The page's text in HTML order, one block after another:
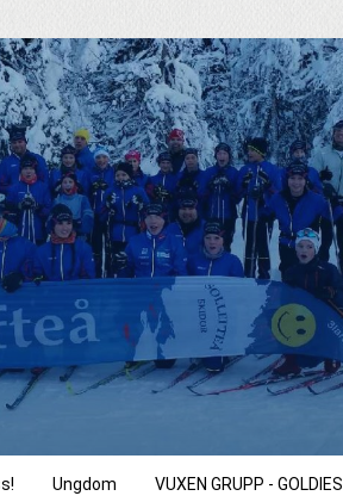
Ungdom VUXEN GRUPP - GOLDIES